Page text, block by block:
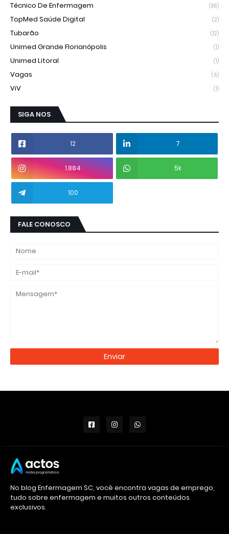
Técnico De Enfermagem (86)
TopMed Saúde Digital (2)
Tubarão (12)
Unimed Grande Florianópolis (1)
Unimed Litoral (1)
Vagas (6)
ViV (1)
SIGA NOS
12 7
1.884 5k
100
FALE CONOSCO
No blog Enfermagem SC, você encontra vagas de emprego,
tudo sobre enfermagem e muitos outros conteúdos
exclusivos.